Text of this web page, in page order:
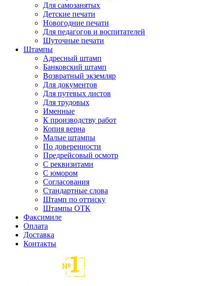
Для самозанятых
Детские печати
Новогодние печати
Для педагогов и воспитателей
Шуточные печати
Штампы
Адресный штамп
Банковский штамп
Возвратный экземляр
Для документов
Для путевых листов
Для трудовых
Именные
К производству работ
Копия верна
Малые штампы
По доверенности
Предрейсовый осмотр
С реквизитами
С юмором
Согласования
Стандартные слова
Штамп по оттиску
Штампы ОТК
Факсимиле
Оплата
Доставка
Контакты